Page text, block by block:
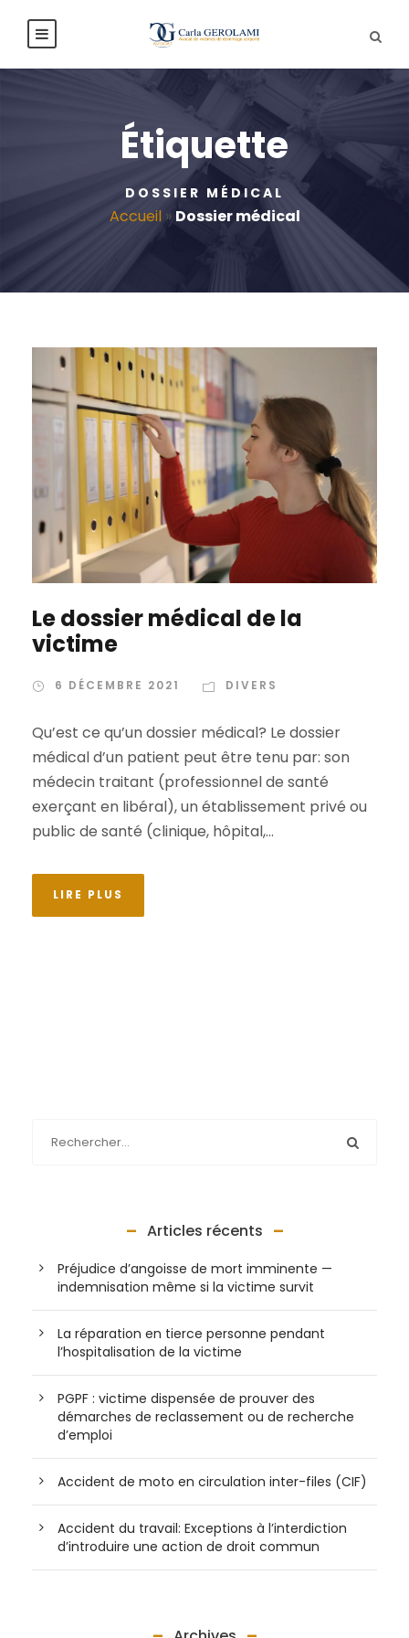
Étiquette
DOSSIER MÉDICAL
Accueil» Dossier médical
Le dossier médical de la
victime
6 DÉCEMBRE 2021 DIVERS
Qu’est ce qu’un dossier médical? Le dossier
médical d’un patient peut être tenu par: son
médecin traitant (professionnel de santé
exerçant en libéral), un établissement privé ou
public de santé (clinique, hôpital,...
LIRE PLUS
Articles récents
Préjudice d’angoisse de mort imminente —
indemnisation même si la victime survit
La réparation en tierce personne pendant
l’hospitalisation de la victime
PGPF : victime dispensée de prouver des
démarches de reclassement ou de recherche
d’emploi
Accident de moto en circulation inter-files (CIF)
Accident du travail: Exceptions à l’interdiction
d’introduire une action de droit commun